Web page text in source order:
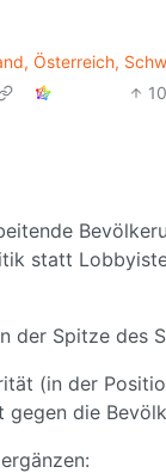
Österreich,
10
statt
der Spitze des
(in der
die